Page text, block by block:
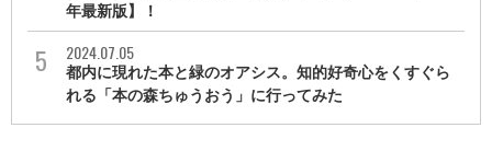
年最新版】！
2024.07.05
都内に現れた本と緑のオアシス。知的好奇心をくすぐら
れる「本の森ちゅうおう」に行ってみた